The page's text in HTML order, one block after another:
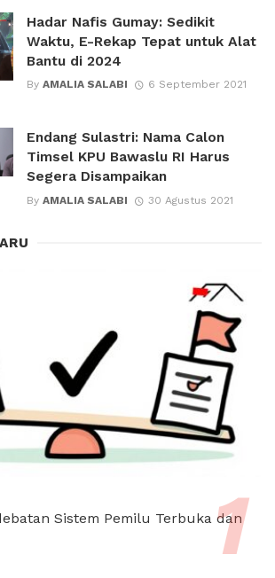
Hadar Nafis Gumay: Sedikit
Waktu, E-Rekap Tepat untuk Alat
Bantu di 2024
By AMALIA SALABI 6 September 2021
Endang Sulastri: Nama Calon
Timsel KPU Bawaslu RI Harus
Segera Disampaikan
By AMALIA SALABI 30 Agustus 2021
Sistem Pemilu Terbuka dan